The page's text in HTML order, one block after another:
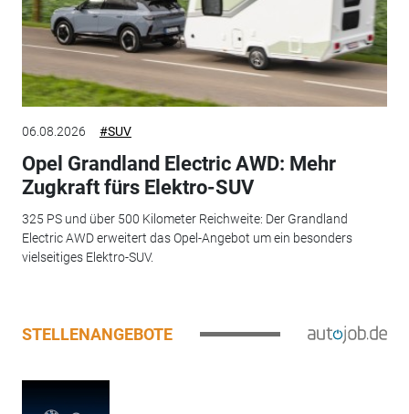
06.08.2026 #SUV
Opel Grandland Electric AWD: Mehr
Zugkraft fürs Elektro-SUV
325 PS und über 500 Kilometer Reichweite: Der Grandland
Electric AWD erweitert das Opel-Angebot um ein besonders
vielseitiges Elektro-SUV.
STELLENANGEBOTE